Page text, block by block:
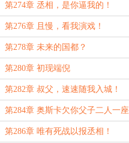
第274章 丞相，是你逼我的！
第276章 且慢，看我演戏！
第278章 未来的国都？
第280章 初现端倪
第282章 叔父，速速随我入城！
第284章 奥斯卡欠你父子二人一座
小金人
第286章 唯有死战以报丞相！